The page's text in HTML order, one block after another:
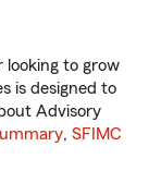
looking to grow
is designed to
Advisory
, SFIMC